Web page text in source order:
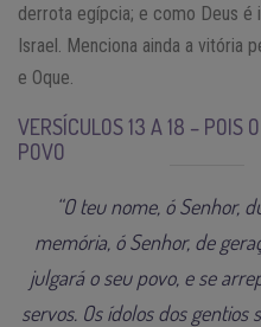
derrota egípcia; e como Deus
Israel. Menciona ainda a vitória
e Oque.
VERSÍCULOS 13 A 18 – POIS
POVO
“O teu nome, ó Senhor,
memória, ó Senhor, de
julgará o seu povo, e se
servos. Os ídolos dos